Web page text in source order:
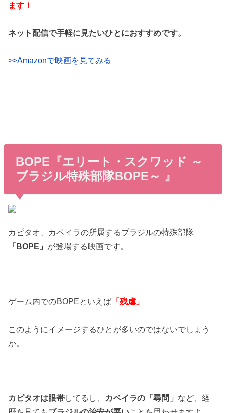
ます！
ネット配信で手軽に見たいひとにおすすめです。
>>Amazonで映画を見てみる
BOPE『エリート・スクワッド ～
ブラジル特殊部隊BOPE～ 』
カピタオ、カベイラの所属するブラジルの特殊部隊
「BOPE」 が登場する映画です。
ゲーム内でのBOPEといえば 「残虐」
このようにイメージするひとが多いのではないでしょう
か。
カピタオは眼帯してるし、 カベイラの「尋問」 など、経